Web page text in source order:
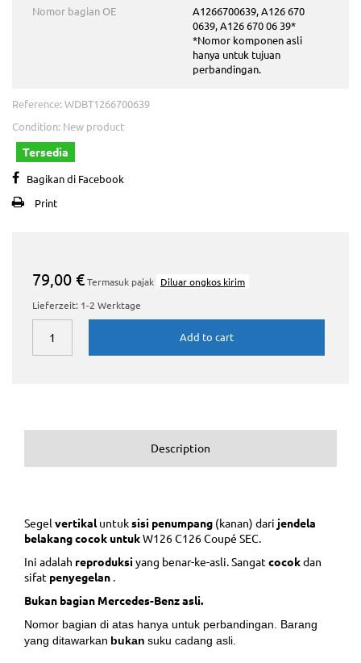
Nomor bagian OE
A1266700639, A126 670
0639, A126 670 06 39*
*Nomor komponen asli
hanya untuk tujuan
perbandingan.
Reference: WDBT1266700639
Condition: New product
Tersedia
Bagikan di Facebook
Print
79,00 €Termasuk pajak Diluar ongkos kirim
Lieferzeit: 1-2 Werktage
Add to cart
Description
Segel vertikaluntuksisi penumpang (kanan) dari jendela
belakang cocok untukW126 C126 Coupé SEC.
Ini adalah reproduksiyang benar-ke-asli. Sangatcocokdan
sifat penyegelan .
Bukan bagian Mercedes-Benz asli.
Nomor bagian di atas hanya untuk perbandingan. Barang
yang ditawarkan bukan suku cadang asli.